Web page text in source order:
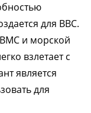
для ВВС.
и морской
взлетает с
является
для